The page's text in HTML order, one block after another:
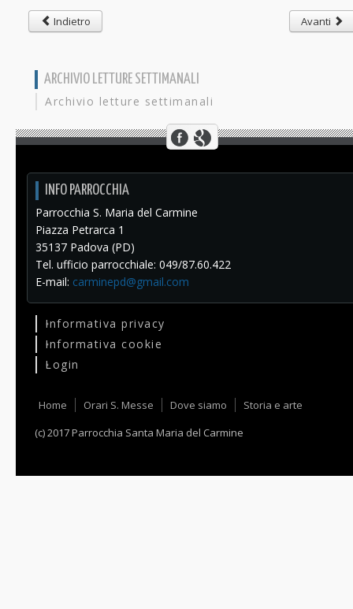
Indietro Avanti
ARCHIVIO LETTURE SETTIMANALI
Archivio letture settimanali
INFO PARROCCHIA
Parrocchia S. Maria del Carmine
Piazza Petrarca 1
35137 Padova (PD)
Tel. ufficio parrocchiale: 049/87.60.422
E-mail: carminepd@gmail.com
Informativa privacy
Informativa cookie
Login
Home Orari S. Messe Dove siamo
Storia e arte
(c) 2017 Parrocchia Santa Maria del Carmine